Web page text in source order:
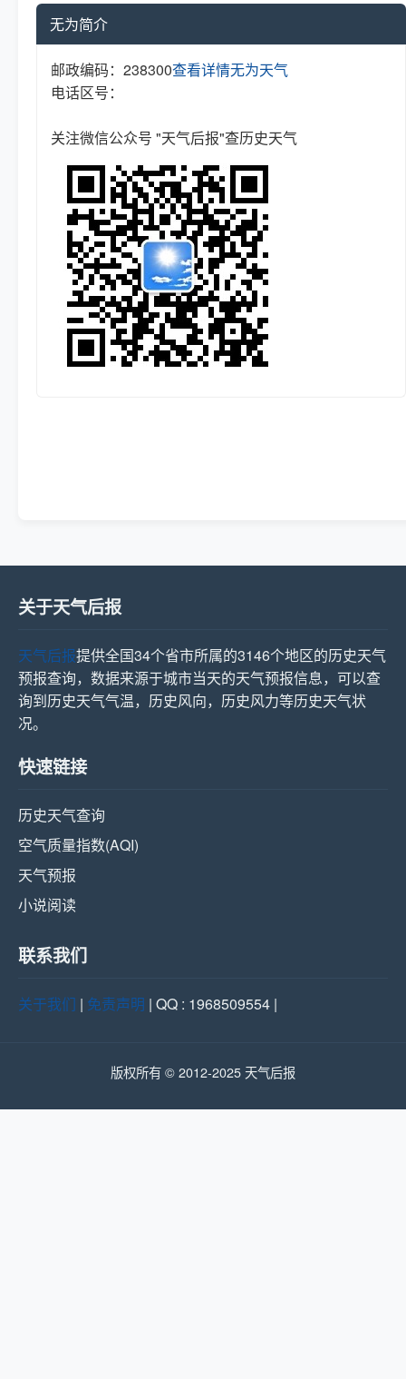
无为简介
邮政编码：238300
电话区号：
查看详情无为天气
关注微信公众号 "天气后报"查历史天气
关于天气后报
天气后报提供全国34个省市所属的3146个地区的历史天气
预报查询，数据来源于城市当天的天气预报信息，可以查
询到历史天气气温，历史风向，历史风力等历史天气状
况。
快速链接
历史天气查询
空气质量指数(AQI)
天气预报
小说阅读
联系我们
关于我们 | 免责声明 | QQ : 1968509554 |
版权所有 © 2012-2025 天气后报